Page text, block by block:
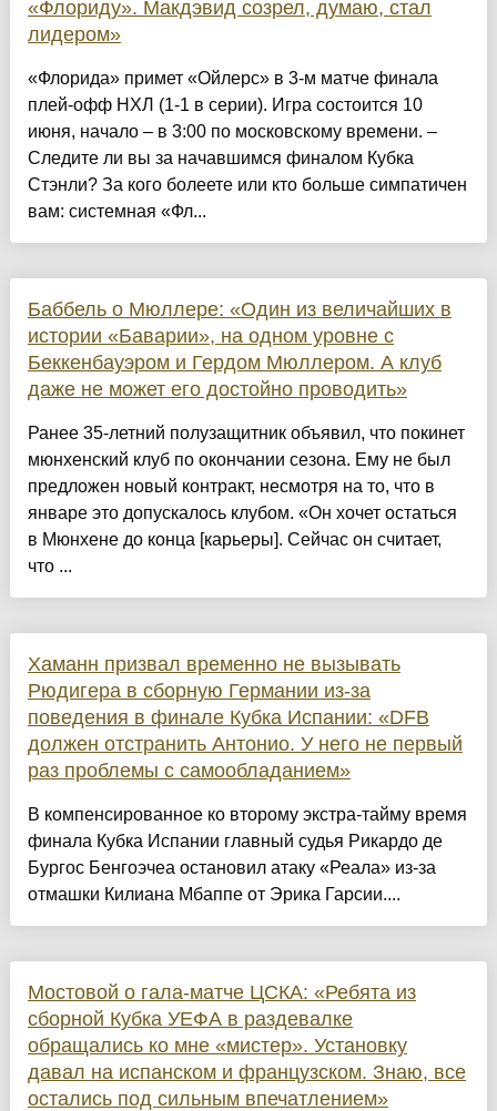
«Флориду». Макдэвид созрел, думаю, стал
лидером»
«Флорида» примет «Ойлерс» в 3-м матче финала
плей-офф НХЛ (1-1 в серии). Игра состоится 10
июня, начало – в 3:00 по московскому времени. –
Следите ли вы за начавшимся финалом Кубка
Стэнли? За кого болеете или кто больше симпатичен
вам: системная «Фл...
Баббель о Мюллере: «Один из величайших в
истории «Баварии», на одном уровне с
Беккенбауэром и Гердом Мюллером. А клуб
даже не может его достойно проводить»
Ранее 35-летний полузащитник объявил, что покинет
мюнхенский клуб по окончании сезона. Ему не был
предложен новый контракт, несмотря на то, что в
январе это допускалось клубом. «Он хочет остаться
в Мюнхене до конца [карьеры]. Сейчас он считает,
что ...
Хаманн призвал временно не вызывать
Рюдигера в сборную Германии из-за
поведения в финале Кубка Испании: «DFB
должен отстранить Антонио. У него не первый
раз проблемы с самообладанием»
В компенсированное ко второму экстра-тайму время
финала Кубка Испании главный судья Рикардо де
Бургос Бенгоэчеа остановил атаку «Реала» из-за
отмашки Килиана Мбаппе от Эрика Гарсии....
Мостовой о гала-матче ЦСКА: «Ребята из
сборной Кубка УЕФА в раздевалке
обращались ко мне «мистер». Установку
давал на испанском и французском. Знаю, все
остались под сильным впечатлением»